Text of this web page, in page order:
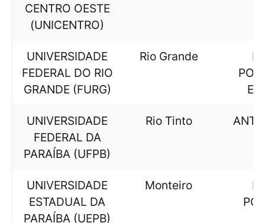
CENTRO OESTE
(UNICENTRO)
UNIVERSIDADE
FEDERAL DO RIO
GRANDE (FURG)
Rio Grande
UNIVERSIDADE
FEDERAL DA
PARAÍBA (UFPB)
Rio Tinto
UNIVERSIDADE
ESTADUAL DA
PARAÍBA (UEPB)
Monteiro